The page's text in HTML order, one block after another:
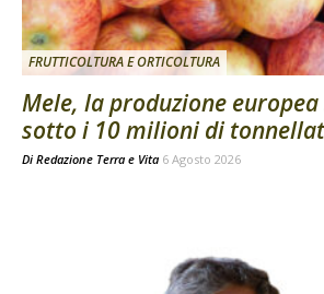
FRUTTICOLTURA E ORTICOLTURA
Mele, la produzione
sotto i 10 milioni di
Di Redazione Terra e Vita 6 Agosto 2026